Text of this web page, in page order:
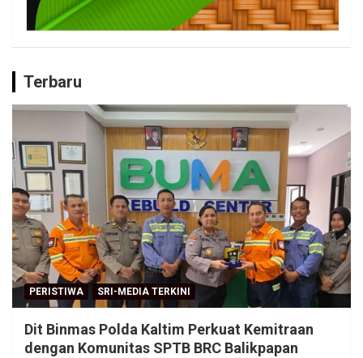
Terbaru
PERISTIWA SRI-MEDIA TERKINI
Dit Binmas Polda Kaltim Perkuat Kemitraan
dengan Komunitas SPTB BRC Balikpapan